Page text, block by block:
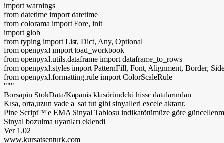
import warnings
from datetime import datetime
from colorama import Fore, init
import glob
from typing import List, Dict, Any, Optional
from openpyxl import load_workbook
from openpyxl.utils.dataframe import dataframe_to_rows
from openpyxl.styles import PatternFill, Font, Alignment, Border, Side
from openpyxl.formatting.rule import ColorScaleRule
"""
Borsapin StokData/Kapanis klasöründeki hisse datalarından
Kısa, orta,uzun vade al sat tut gibi sinyalleri excele aktarır.
Pine Script™'e EMA Sinyal Tablosu indikatörümüze göre
Sinyal bozulma uyarıları eklendi
Ver 1.02
www.kursatsenturk.com